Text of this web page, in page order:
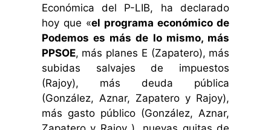
Económica del P-LIB, ha declarado
hoy que «el programa económico de
Podemos es más de lo mismo, más
PPSOE, más planes E (Zapatero), más
subidas salvajes de impuestos
(Rajoy), más deuda pública
(González, Aznar, Zapatero y Rajoy),
más gasto público (González, Aznar,